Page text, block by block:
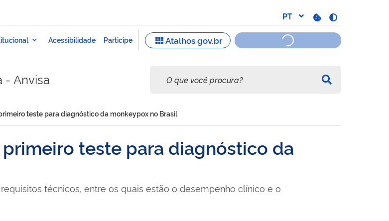
- Anvisa
teste para diagnóstico da monkeypox no Brasil
teste para diagnóstico da
técnicos, entre os quais estão o desempenho clínico e o